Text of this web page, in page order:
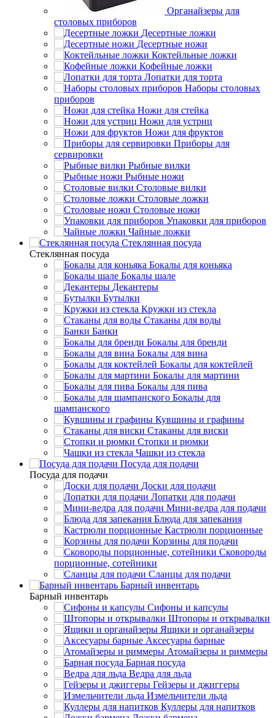
Органайзеры для
столовых приборов
Десертные ложки
Десертные ножи
Коктейльные ложки
Кофейные ложки
Лопатки для торта
Наборы столовых
приборов
Ножи для стейка
Ножи для устриц
Ножи для фруктов
Приборы для
сервировки
Рыбные вилки
Рыбные ножи
Столовые вилки
Столовые ложки
Столовые ножи
Упаковки для приборов
Чайные ложки
Стеклянная посуда
Стеклянная посуда
Бокалы для коньяка
Бокалы шале
Декантеры
Бутылки
Кружки из стекла
Стаканы для воды
Банки
Бокалы для бренди
Бокалы для вина
Бокалы для коктейлей
Бокалы для мартини
Бокалы для пива
Бокалы для
шампанского
Кувшины и графины
Стаканы для виски
Стопки и рюмки
Чашки из стекла
Посуда для подачи
Посуда для подачи
Доски для подачи
Лопатки для подачи
Мини-ведра для подачи
Блюда для запекания
Кастрюли порционные
Корзины для подачи
Сковороды
порционные, сотейники
Сланцы для подачи
Барный инвентарь
Барный инвентарь
Сифоны и капсулы
Штопоры и открывалки
Ящики и органайзеры
Аксесуары барные
Атомайзеры и риммеры
Барная посуда
Ведра для льда
Гейзеры и джиггеры
Измельчители льда
Куллеры для напитков